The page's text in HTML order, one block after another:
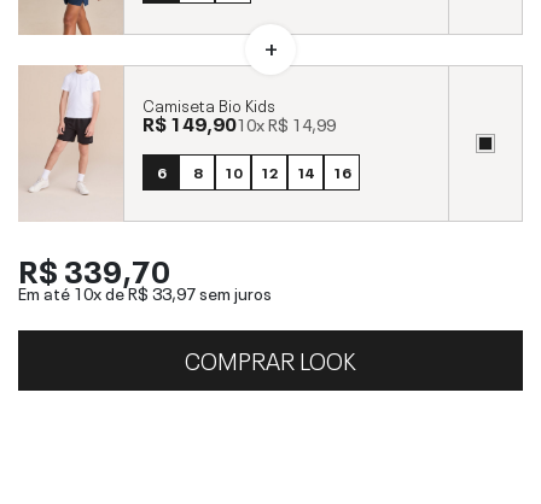
Camiseta Bio Kids
R$ 149,9010xR$ 14,99
6 8 10 12 14 16
R$ 339,70
Em até 10x deR$ 33,97sem juros
COMPRAR LOOK